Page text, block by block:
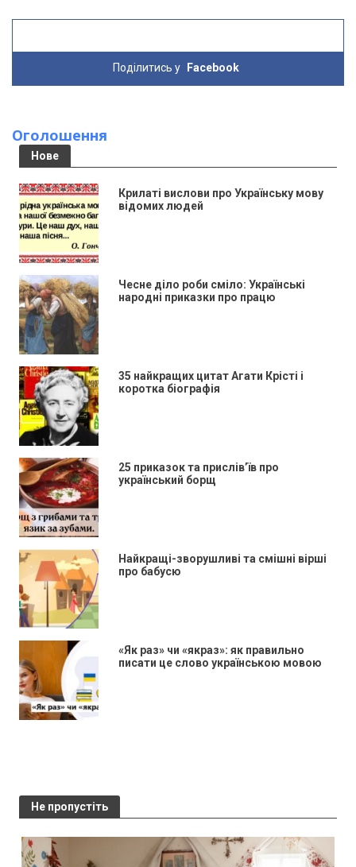
Поділитись у Facebook
Оголошення
Нове
Крилаті вислови про Українську мову
відомих людей
Чесне діло роби сміло: Українські
народні приказки про працю
35 найкращих цитат Агати Крісті і
коротка біографія
25 приказок та прислів’їв про
український борщ
Найкращі-зворушливі та смішні вірші
про бабусю
«Як раз» чи «якраз»: як правильно
писати це слово українською мовою
Не пропустіть